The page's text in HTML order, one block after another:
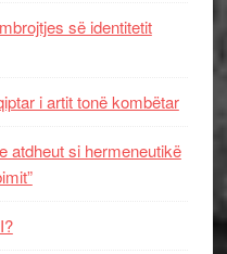
së identitetit
i artit tonë kombëtar
atdheut si hermeneutikë